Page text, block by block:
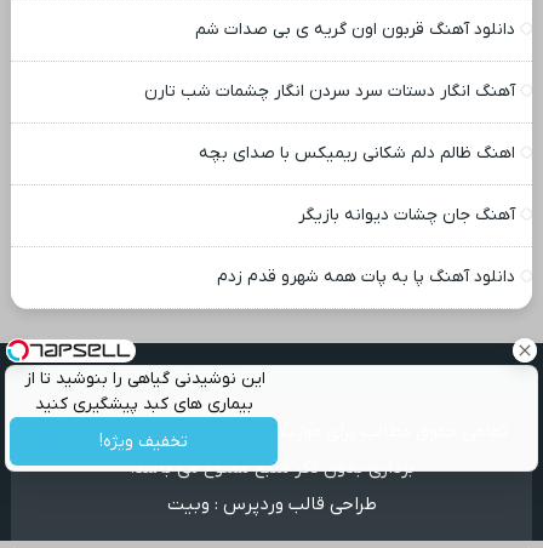
این نوشیدنی گیاهی را بنوشید تا از
بیماری های کبد پیشگیری کنید
تخفیف ویژه!
دانلود آهنگ قربون اون گریه ی بی صدات شم
آهنگ انگار دستات سرد سردن انگار چشمات شب تارن
اهنگ ظالم دلم شکانی ریمیکس با صدای بچه
آهنگ جان چشات دیوانه بازیگر
دانلود آهنگ پا به پات همه شهرو قدم زدم
تمامی حقوق مطالب برای موزیک بابا محفوظ است و هرگونه کپی
برداری بدون ذکر منبع ممنوع می باشد.
طراحی قالب وردپرس : وبیت